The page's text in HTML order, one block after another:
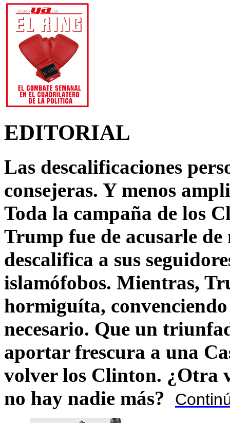
EDITORIAL
Las descalificaciones
consejeras. Y menos
Toda la campaña de los
Trump fue de acusarle
descalifica a sus
islamófobos. Mientras,
hormiguíta,
necesario. Que un
aportar frescura a una
volver los Clinton. ¿Otra
no hay nadie más?